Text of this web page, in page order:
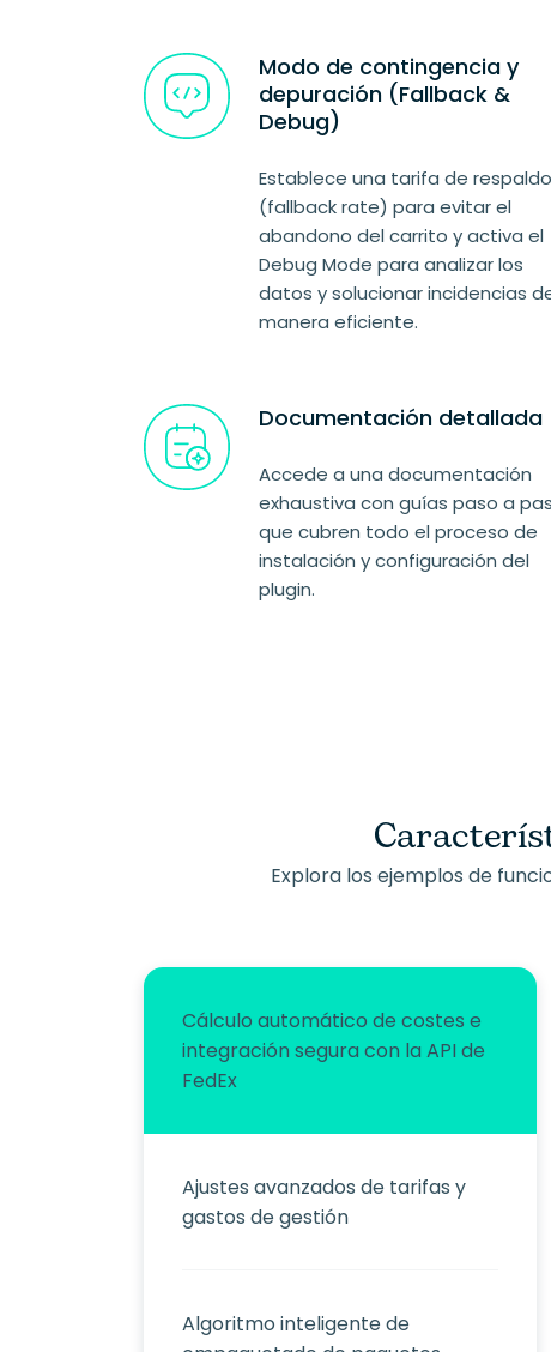
Modo de contingencia y
depuración (Fallback &
Debug)
Establece una tarifa de respaldo
(fallback rate) para evitar el
abandono del carrito y activa el
Debug Mode para analizar los
datos y solucionar incidencias
manera eficiente.
Documentación detallada
Accede a una documentación
exhaustiva con guías paso a
que cubren todo el proceso de
instalación y configuración del
plugin.
Explora los ejemplos de
Cálculo automático de costes e
integración segura con la API de
FedEx
Ajustes avanzados de tarifas y
gastos de gestión
Algoritmo inteligente de